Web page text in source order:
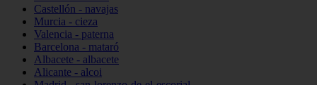
Castellón - navajas
Murcia - cieza
Valencia - paterna
Barcelona - mataró
Albacete - albacete
Alicante - alcoi